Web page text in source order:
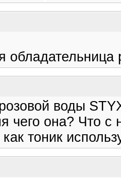
воды
чего она? Что с
тоник